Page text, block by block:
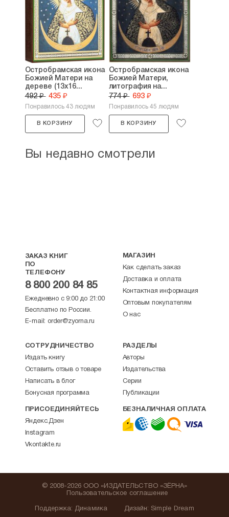
Остробрамская икона
Божией Матери на
дереве (13х16...
492 ₽ 435 ₽
Понравилось 43 людям
В КОРЗИНУ
Остробрамская икона
Божией Матери,
литография на...
774 ₽ 693 ₽
Понравилось 45 людям
В КОРЗИНУ
Вы недавно смотрели
ЗАКАЗ КНИГ
ПО
ТЕЛЕФОНУ
8 800 200 84 85
Ежедневно с 9:00 до 21:00
Бесплатно по России.
E-mail: order@zyorna.ru
МАГАЗИН
Как сделать заказ
Доставка и оплата
Контактная информация
Оптовым покупателям
О нас
СОТРУДНИЧЕСТВО
Издать книгу
Оставить отзыв о товаре
Написать в блог
Бонусная программа
РАЗДЕЛЫ
Авторы
Издательства
Серии
Публикации
ПРИСОЕДИНЯЙТЕСЬ
Яндекс.Дзен
Instagram
Vkontakte.ru
БЕЗНАЛИЧНАЯ ОПЛАТА
Поддержка: Динамика
© 2008-2026 ООО «ИЗДАТЕЛЬСТВО «ЗЁРНА»
Пользовательское соглашение
Дизайн: Simple Dream